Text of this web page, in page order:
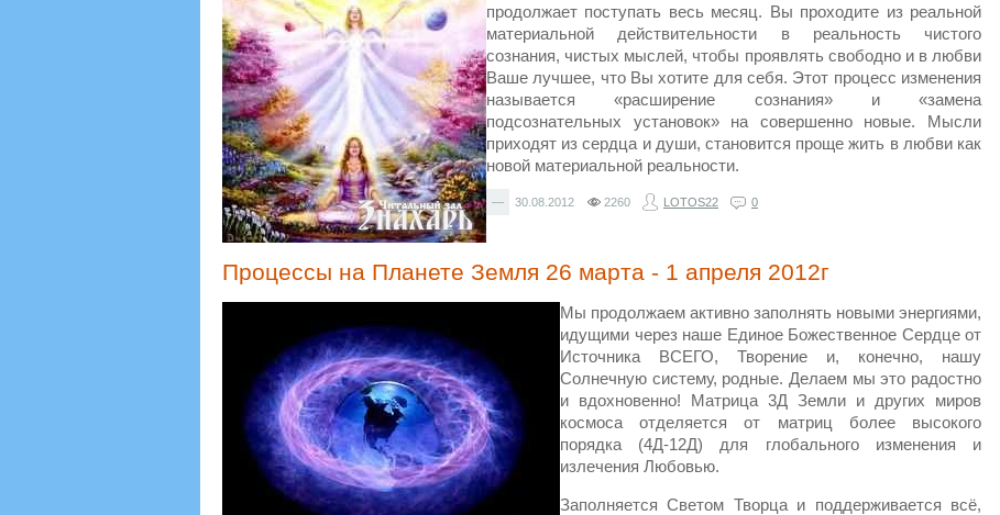
продолжает поступать весь месяц. Вы проходите из реальной
материальной действительности в реальность чистого
сознания, чистых мыслей, чтобы проявлять свободно и в любви
Ваше лучшее, что Вы хотите для себя. Этот процесс изменения
называется «расширение сознания» и «замена
подсознательных установок» на совершенно новые. Мысли
приходят из сердца и души, становится проще жить в любви как
новой материальной реальности.
— 30.08.2012 2260 LOTOS22 0
Процессы на Планете Земля 26 марта - 1 апреля 2012г
Мы продолжаем активно заполнять новыми энергиями,
идущими через наше Единое Божественное Сердце от
Источника ВСЕГО, Творение и, конечно, нашу
Солнечную систему, родные. Делаем мы это радостно
и вдохновенно! Матрица 3Д Земли и других миров
космоса отделяется от матриц более высокого
порядка (4Д-12Д) для глобального изменения и
излечения Любовью.
Заполняется Светом Творца и поддерживается всё,